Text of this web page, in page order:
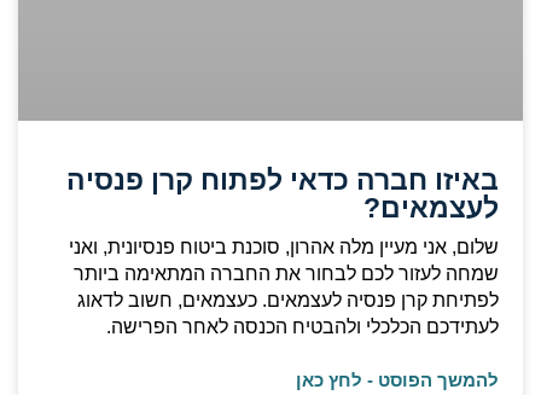
באיזו חברה כדאי לפתוח קרן פנסיה
לעצמאים?
שלום, אני מעיין מלה אהרון, סוכנת ביטוח פנסיונית, ואני
שמחה לעזור לכם לבחור את החברה המתאימה ביותר
לפתיחת קרן פנסיה לעצמאים. כעצמאים, חשוב לדאוג
לעתידכם הכלכלי ולהבטיח הכנסה לאחר הפרישה.
להמשך הפוסט - לחץ כאן